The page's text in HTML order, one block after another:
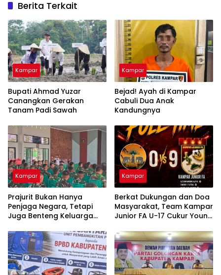
Berita Terkait
Kampar
Bupati Ahmad Yuzar
Canangkan Gerakan
Tanam Padi Sawah
Kampar
Bejad! Ayah di Kampar
Cabuli Dua Anak
Kandungnya
Kampar
Prajurit Bukan Hanya
Penjaga Negara, Tetapi
Juga Benteng Keluarga
Kampar
Berkat Dukungan dan Doa
Masyarakat, Team Kampar
Junior FA U-17 Cukur Young
Soeratin